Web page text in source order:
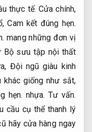
thực tế. Cửa chính,
Cam kết đúng hẹn.
mang những đơn vị
Bộ sưu tập nội thất
Đội ngũ giàu kinh
giống như sắt,
hẹn. nhựa. Tư vấn.
cầu cụ thể thanh lý
hãy cửa hàng ngay